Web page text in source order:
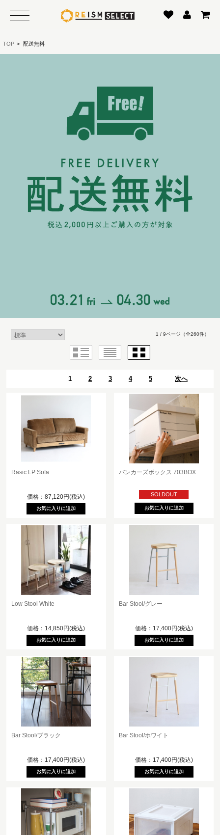
TOP > 配送無料
1 / 9ページ （全260件）
1 2 3 4 5 次へ
Rasic LP Sofa
価格：87,120円(税込)
バンカーズボックス 703BOX
SOLDOUT
Low Stool White
価格：14,850円(税込)
Bar Stool/グレー
価格：17,400円(税込)
Bar Stool/ブラック
価格：17,400円(税込)
Bar Stool/ホワイト
価格：17,400円(税込)